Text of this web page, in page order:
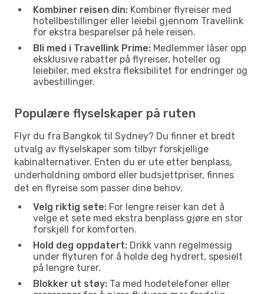
Kombiner reisen din: Kombiner flyreiser med
hotellbestillinger eller leiebil gjennom Travellink
for ekstra besparelser på hele reisen.
Bli med i Travellink Prime: Medlemmer låser opp
eksklusive rabatter på flyreiser, hoteller og
leiebiler, med ekstra fleksibilitet for endringer og
avbestillinger.
Populære flyselskaper på ruten
Flyr du fra Bangkok til Sydney? Du finner et bredt
utvalg av flyselskaper som tilbyr forskjellige
kabinalternativer. Enten du er ute etter benplass,
underholdning ombord eller budsjettpriser, finnes
det en flyreise som passer dine behov.
Velg riktig sete: For lengre reiser kan det å
velge et sete med ekstra benplass gjøre en stor
forskjell for komforten.
Hold deg oppdatert: Drikk vann regelmessig
under flyturen for å holde deg hydrert, spesielt
på lengre turer.
Blokker ut støy: Ta med hodetelefoner eller